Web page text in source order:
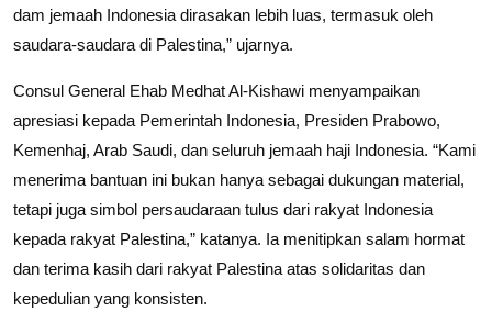
dam jemaah Indonesia dirasakan lebih luas, termasuk oleh
saudara-saudara di Palestina,” ujarnya.
Consul General Ehab Medhat Al-Kishawi menyampaikan
apresiasi kepada Pemerintah Indonesia, Presiden Prabowo,
Kemenhaj, Arab Saudi, dan seluruh jemaah haji Indonesia. “Kami
menerima bantuan ini bukan hanya sebagai dukungan material,
tetapi juga simbol persaudaraan tulus dari rakyat Indonesia
kepada rakyat Palestina,” katanya. Ia menitipkan salam hormat
dan terima kasih dari rakyat Palestina atas solidaritas dan
kepedulian yang konsisten.